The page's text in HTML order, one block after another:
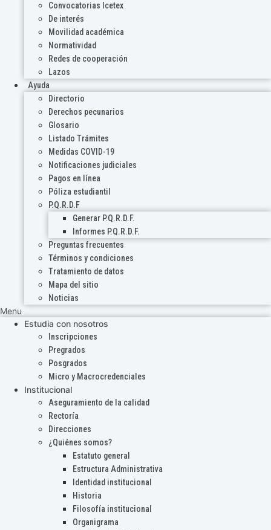
Convocatorias Icetex
De interés
Movilidad académica
Normatividad
Redes de cooperación
Lazos
Ayuda
Directorio
Derechos pecunarios
Glosario
Listado Trámites
Medidas COVID-19
Notificaciones judiciales
Pagos en línea
Póliza estudiantil
P.Q.R.D.F
Generar P.Q.R.D.F.
Informes P.Q.R.D.F.
Preguntas frecuentes
Términos y condiciones
Tratamiento de datos
Mapa del sitio
Noticias
Menu
Estudia con nosotros
Inscripciones
Pregrados
Posgrados
Micro y Macrocredenciales
Institucional
Aseguramiento de la calidad
Rectoría
Direcciones
¿Quiénes somos?
Estatuto general
Estructura Administrativa
Identidad institucional
Historia
Filosofía institucional
Organigrama